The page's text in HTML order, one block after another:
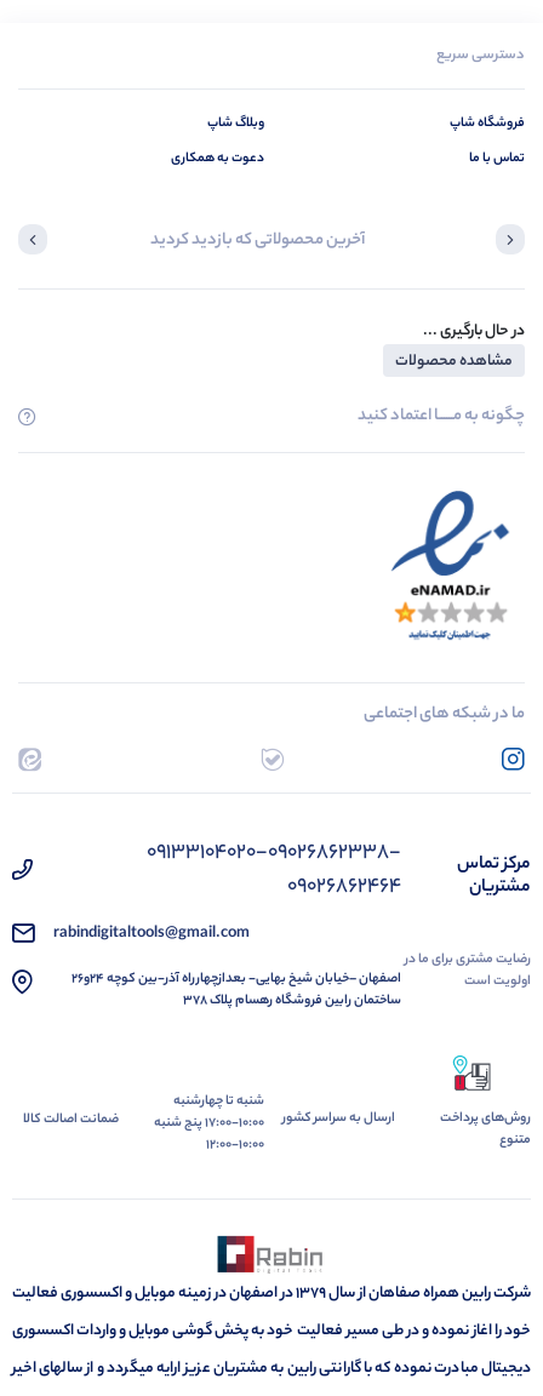
دسترسی سریع
فروشگاه شاپ
تماس با ما
وبلاگ شاپ
دعوت به همکاری
آخرین محصولاتی که بازدید کردید
در حال بارگیری ...
مشاهده محصولات
چگونه به مــــــا اعتماد کنید
ما در شبکه های اجتماعی
مرکز تماس
مشتریان
رضایت مشتری برای ما در
اولویت است
09133104020-09026862338-
09026862464
rabindigitaltools@gmail.com
اصفهان –خیابان شیخ بهایی- بعدازچهارراه آذر-بین کوچه 24و26
ساختمان رابین فروشگاه رهسام پلاک ۳۷۸
روش‌های پرداخت
متنوع
ارسال به سراسر کشور
شنبه تا چهارشنبه
10:00-17:00 پنج شنبه
10:00-12:00
ضمانت اصالت کالا
شرکت رابین همراه صفاهان از سال 1379 در اصفهان در زمینه موبایل و اکسسوری فعالیت
خود را اغاز نموده و در طی مسیر فعالیت خود به پخش گوشی موبایل و واردات اکسسوری
دیجیتال مبادرت نموده که با گارانتی رابین به مشتریان عزیز ارایه میگردد و از سالهای اخیر